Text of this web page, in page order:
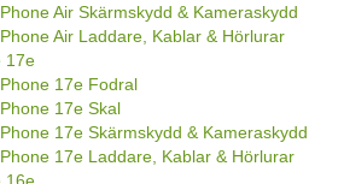
Air Skärmskydd & Kameraskydd
Air Laddare, Kablar & Hörlurar
17e
17e Fodral
17e Skal
17e Skärmskydd & Kameraskydd
17e Laddare, Kablar & Hörlurar